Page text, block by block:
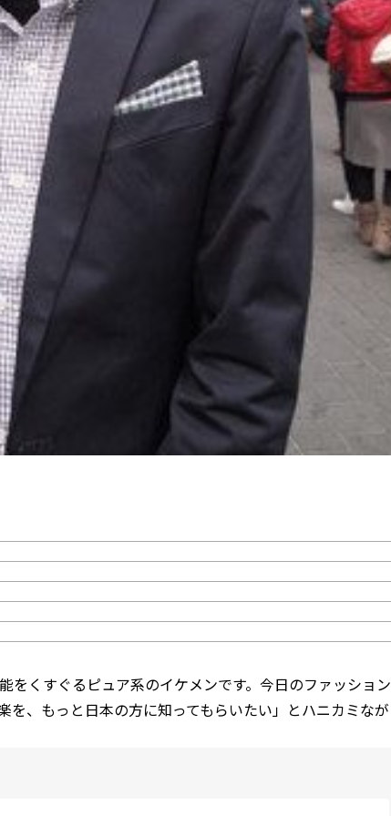
をくすぐるピュア系のイケメンです。今日のファッション
を、もっと日本の方に知ってもらいたい」とハニカミなが